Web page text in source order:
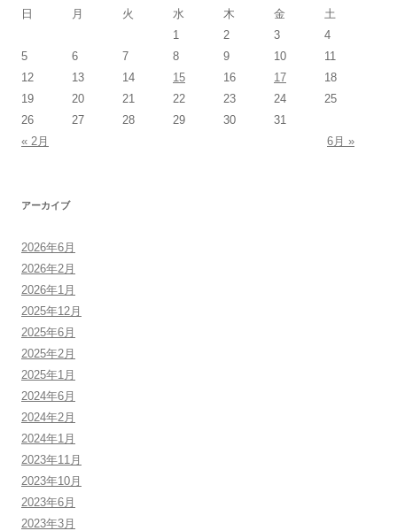
日
月 火 水 木 金
土
1
2 3
4
5
6 7 8 9 10
11
12
13 14 15 16 17
18
19
20 21 22 23 24
25
26
27 28 29 30
31
« 2月
6月 »
アーカイブ
2026年6月
2026年2月
2026年1月
2025年12月
2025年6月
2025年2月
2025年1月
2024年6月
2024年2月
2024年1月
2023年11月
2023年10月
2023年6月
2023年3月